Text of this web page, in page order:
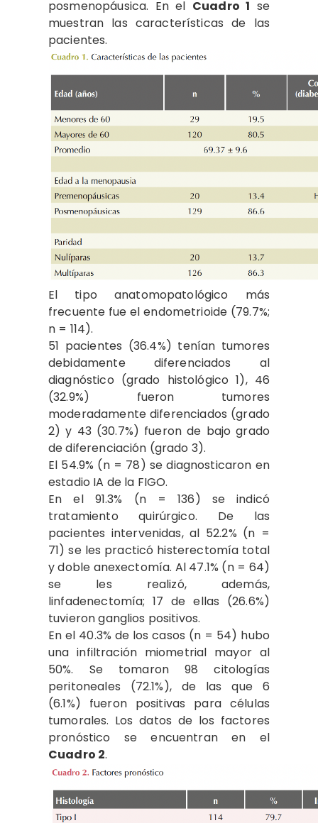
posmenopáusica. En el Cuadro 1 se
muestran las características de las
pacientes.
El tipo anatomopatológico más
frecuente fue el endometrioide (79.7%;
n = 114).
51 pacientes (36.4%) tenían tumores
debidamente diferenciados al
diagnóstico (grado histológico 1), 46
(32.9%) fueron tumores
moderadamente diferenciados (grado
2) y 43 (30.7%) fueron de bajo grado
de diferenciación (grado 3).
El 54.9% (n = 78) se diagnosticaron en
estadio IA de la FIGO.
En el 91.3% (n = 136) se indicó
tratamiento quirúrgico. De las
pacientes intervenidas, al 52.2% (n =
71) se les practicó histerectomía total
y doble anexectomía. Al 47.1% (n = 64)
se les realizó, además,
linfadenectomía; 17 de ellas (26.6%)
tuvieron ganglios positivos.
En el 40.3% de los casos (n = 54) hubo
una infiltración miometrial mayor al
50%. Se tomaron 98 citologías
peritoneales (72.1%), de las que 6
(6.1%) fueron positivas para células
tumorales. Los datos de los factores
pronóstico se encuentran en el
Cuadro 2.